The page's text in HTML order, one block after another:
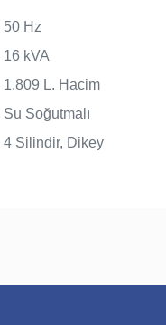
50 Hz
16 kVA
1,809 L. Hacim
Su Soğutmalı
4 Silindir, Dikey